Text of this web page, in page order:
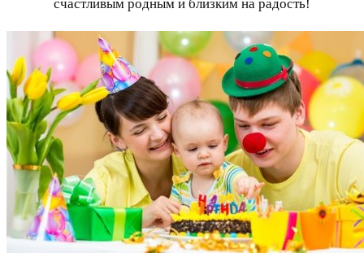
счастливым родным и близким на радость!